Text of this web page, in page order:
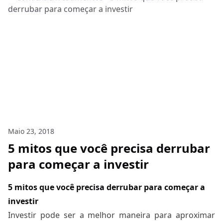
Blog
Maio 23, 2018
5 mitos que você precisa derrubar
para começar a investir
5 mitos que você precisa derrubar para começar a
investir
Investir pode ser a melhor maneira para aproximar